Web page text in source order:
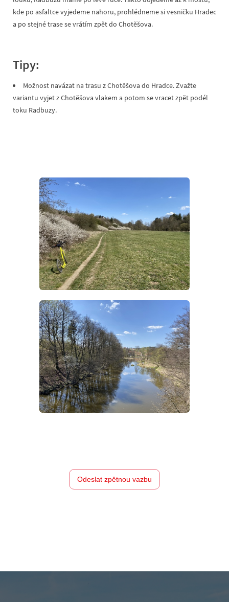
kde po asfaltce vyjedeme nahoru, prohlédneme si vesničku Hradec
a po stejné trase se vrátím zpět do Chotěšova.
Tipy:
Možnost navázat na trasu z Chotěšova do Hradce. Zvažte
variantu vyjet z Chotěšova vlakem a potom se vracet zpět podél
toku Radbuzy.
Odeslat zpětnou vazbu